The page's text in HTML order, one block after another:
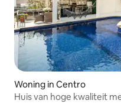
Woning in Centro
Huis van hoge kwaliteit